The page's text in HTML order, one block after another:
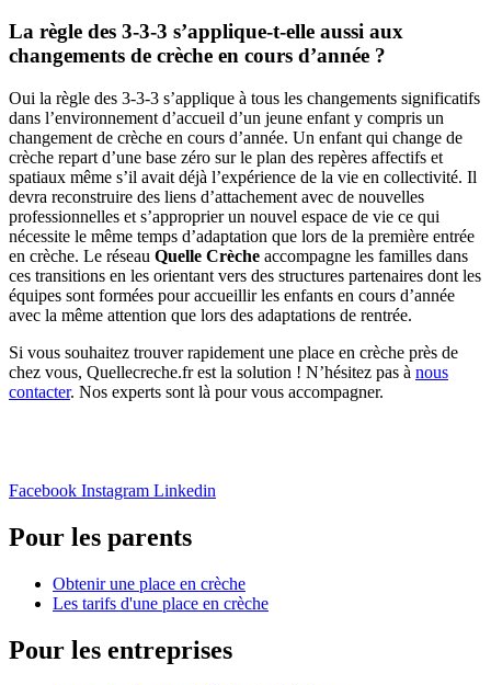
La règle des 3-3-3 s’applique-t-elle aussi aux
changements de crèche en cours d’année ?
Oui la règle des 3-3-3 s’applique à tous les changements significatifs
dans l’environnement d’accueil d’un jeune enfant y compris un
changement de crèche en cours d’année. Un enfant qui change de
crèche repart d’une base zéro sur le plan des repères affectifs et
spatiaux même s’il avait déjà l’expérience de la vie en collectivité. Il
devra reconstruire des liens d’attachement avec de nouvelles
professionnelles et s’approprier un nouvel espace de vie ce qui
nécessite le même temps d’adaptation que lors de la première entrée
en crèche. Le réseau Quelle Crèche accompagne les familles dans
ces transitions en les orientant vers des structures partenaires dont les
équipes sont formées pour accueillir les enfants en cours d’année
avec la même attention que lors des adaptations de rentrée.
Si vous souhaitez trouver rapidement une place en crèche près de
chez vous, Quellecreche.fr est la solution ! N’hésitez pas à nous
contacter. Nos experts sont là pour vous accompagner.
Facebook Instagram Linkedin
Pour les parents
Obtenir une place en crèche
Les tarifs d'une place en crèche
Pour les entreprises